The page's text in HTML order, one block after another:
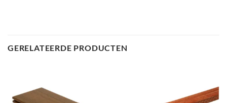
GERELATEERDE PRODUCTEN